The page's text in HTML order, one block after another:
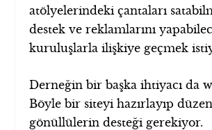
atölyelerindeki çantaları
destek ve reklamlarını
kuruluşlarla ilişkiye geçmek
Derneğin bir başka ihtiyacı da
Böyle bir siteyi hazırlayıp
gönüllülerin desteği gerekiyor.